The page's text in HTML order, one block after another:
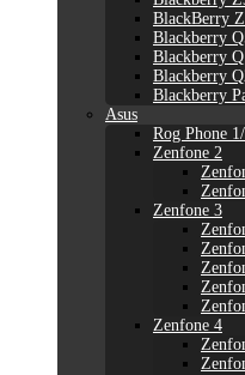
BlackBerry
Blackberry
Blackberry
Blackberry
Blackberry
Asus
Rog Phone
Zenfone 2
Zenfone 3
Zenfone 4